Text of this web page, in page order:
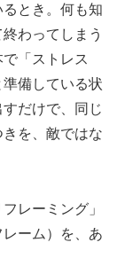
とき。何も知
わってしまう
「ストレス
備している状
だけで、同じ
を、敵ではな
レーミング」
ーム）を、あ